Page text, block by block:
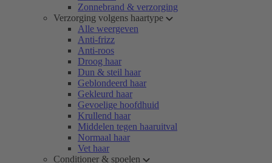
Zonnebrand & verzorging
Verzorging volgens haartype
Alle weergeven
Anti-frizz
Anti-roos
Droog haar
Dun & steil haar
Geblondeerd haar
Gekleurd haar
Gevoelige hoofdhuid
Krullend haar
Middelen tegen haaruitval
Normaal haar
Vet haar
Conditioner & spoelen